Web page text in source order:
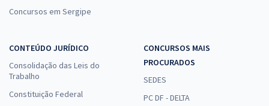
Concursos em Sergipe
CONTEÚDO JURÍDICO
Consolidação das Leis do
Trabalho
Constituição Federal
CONCURSOS MAIS
PROCURADOS
SEDES
PC DF - DELTA